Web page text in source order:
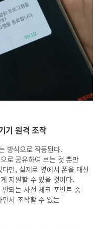
원격 조작
방식으로 작동된다.
로 공유하여 보는 것 뿐만
면, 실제로 옆에서 폰을 대신
지원할 수 있을 것이다.
되는 사전 체크 포인트 중
서 조작할 수 있는